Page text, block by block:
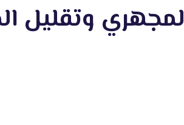
وتقليل